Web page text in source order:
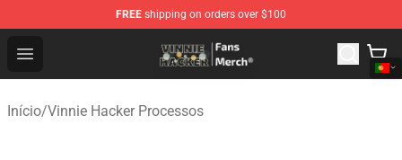
FREE shipping on orders over $100
Open menu
Vinnie Hacker Store - Official Vinnie Hacker Merchandise
Início/Vinnie Hacker Processos